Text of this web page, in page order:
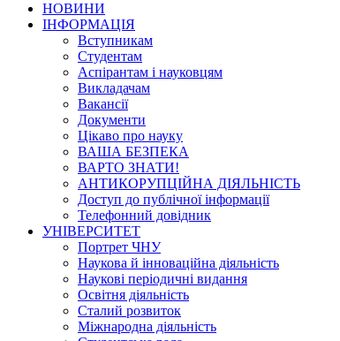
НОВИНИ
ІНФОРМАЦІЯ
Вступникам
Студентам
Аспірантам і науковцям
Викладачам
Вакансії
Документи
Цікаво про науку
ВАША БЕЗПЕКА
ВАРТО ЗНАТИ!
АНТИКОРУПЦІЙНА ДІЯЛЬНІСТЬ
Доступ до публічної інформації
Телефонний довідник
УНІВЕРСИТЕТ
Портрет ЧНУ
Наукова й інноваційна діяльність
Наукові періодичні видання
Освітня діяльність
Сталий розвиток
Міжнародна діяльність